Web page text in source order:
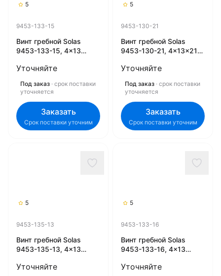
5
9453-133-15
Винт гребной Solas
9453-133-15, 4x13
Уточняйте
Под заказ · срок поставки
уточняется
Заказать
Срок поставки уточним
5
9453-130-21
Винт гребной Solas
9453-130-21, 4x13x21
Уточняйте
Под заказ · срок поставки
уточняется
Заказать
Срок поставки уточним
5
9453-135-13
Винт гребной Solas
9453-135-13, 4x13
Уточняйте
5
9453-133-16
Винт гребной Solas
9453-133-16, 4x13
Уточняйте